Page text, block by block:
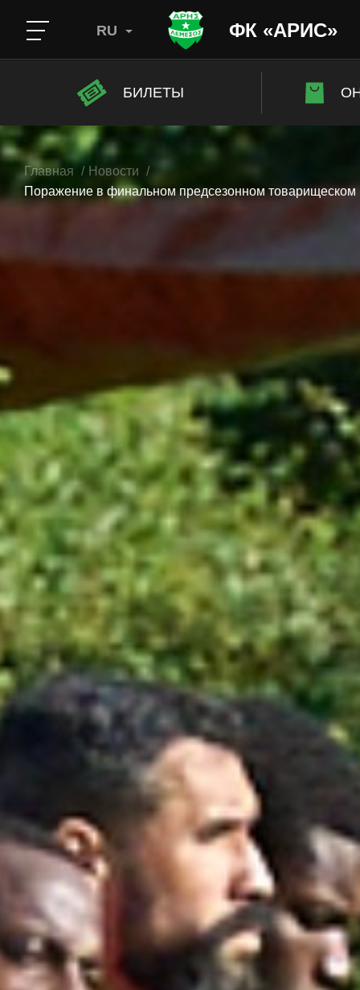
ФК «АРИС»
RU
БИЛЕТЫ
Главная
Новости
Поражение в финальном предсезонном товарищеском